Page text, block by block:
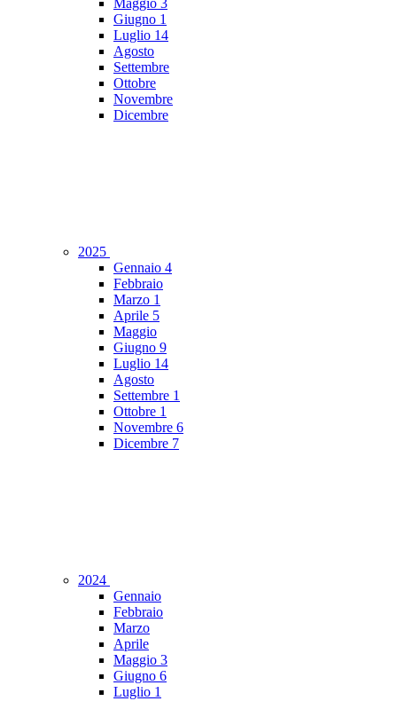
Maggio 3
Giugno 1
Luglio 14
Agosto
Settembre
Ottobre
Novembre
Dicembre
2025
Gennaio 4
Febbraio
Marzo 1
Aprile 5
Maggio
Giugno 9
Luglio 14
Agosto
Settembre 1
Ottobre 1
Novembre 6
Dicembre 7
2024
Gennaio
Febbraio
Marzo
Aprile
Maggio 3
Giugno 6
Luglio 1